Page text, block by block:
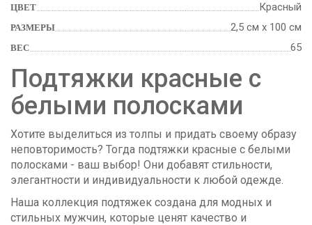
ЦВЕТ Красный
РАЗМЕРЫ 2,5 см х 100 см
ВЕС 65
Подтяжки красные с
белыми полосками
Хотите выделиться из толпы и придать своему образу
неповторимость? Тогда подтяжки красные с белыми
полосками - ваш выбор! Они добавят стильности,
элегантности и индивидуальности к любой одежде.
Наша коллекция подтяжек создана для модных и
стильных мужчин, которые ценят качество и